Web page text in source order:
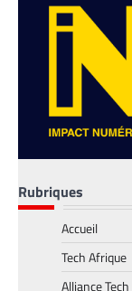
FINTECH
Mobile
deux
Rubriques
Accueil
Tech Afrique
Alliance Tech